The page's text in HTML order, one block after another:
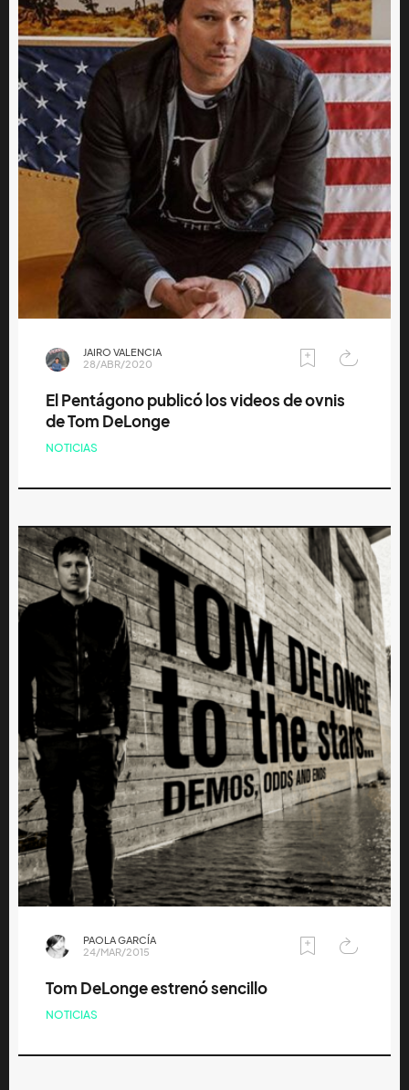
JAIRO VALENCIA
28/ABR/2020
El Pentágono publicó los videos de ovnis
de Tom DeLonge
NOTICIAS
PAOLA GARCÍA
24/MAR/2015
Tom DeLonge estrenó sencillo
NOTICIAS